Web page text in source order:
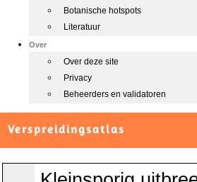
Botanische hotspots
Literatuur
Over
Over deze site
Privacy
Beheerders en validatoren
Verspreidingsatlas